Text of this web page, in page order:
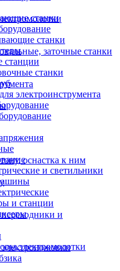
заточные станки
оснастка к ним
и
станки
станки
станции
станки
электроинструмента
и светильники
и станции